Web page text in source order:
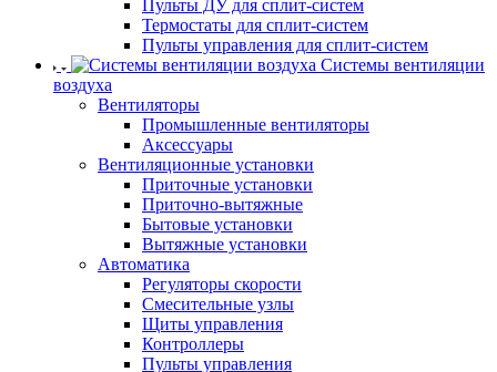
Пульты ДУ для сплит-систем
Термостаты для сплит-систем
Пульты управления для сплит-систем
Системы вентиляции
воздуха
Вентиляторы
Промышленные вентиляторы
Аксессуары
Вентиляционные установки
Приточные установки
Приточно-вытяжные
Бытовые установки
Вытяжные установки
Автоматика
Регуляторы скорости
Смесительные узлы
Щиты управления
Контроллеры
Пульты управления